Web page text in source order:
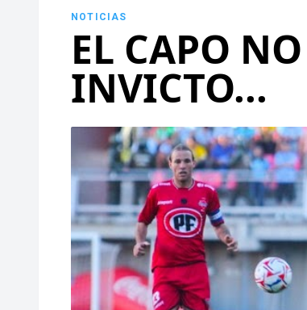
NOTICIAS
EL CAPO
INVICTO...